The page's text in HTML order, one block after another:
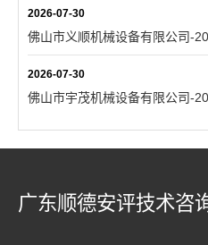
2026-07-30
佛山市义顺机械设备有限公司-
2026-07-30
佛山市宇茂机械设备有限公司-
广东顺德安评技术咨